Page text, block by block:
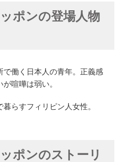
ポンの登場人物
で働く日本人の青年。正義感
が喧嘩は弱い。
暮らすフィリピン人女性。
ポンのストーリ